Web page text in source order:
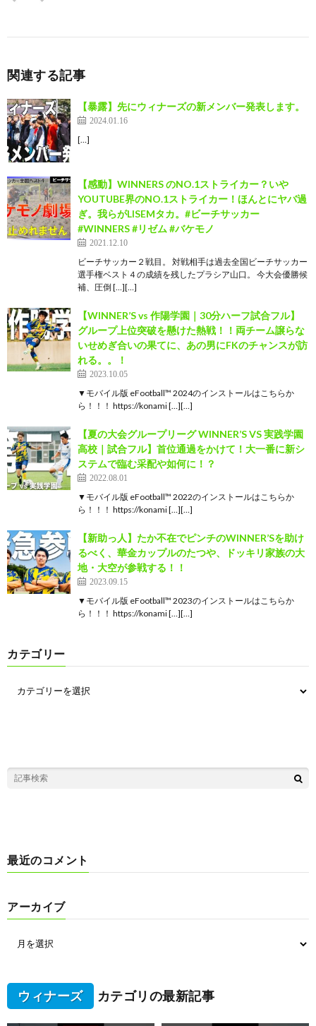
関連する記事
【暴露】先にウィナーズの新メンバー発表します。
2024.01.16
[…]
【感動】WINNERS のNO.1ストライカー？いや
YOUTUBE界のNO.1ストライカー！ほんとにヤバ過
ぎ。我らがLISEMタカ。#ビーチサッカー
#WINNERS #リゼム #バケモノ
2021.12.10
ビーチサッカー２戦目。 対戦相手は過去全国ビーチサッカー
選手権ベスト４の成績を残したプラシア山口。 今大会優勝候
補、圧倒 […][…]
【WINNER’S vs 作陽学園｜30分ハーフ試合フル】
グループ上位突破を懸けた熱戦！！両チーム譲らな
いせめぎ合いの果てに、あの男にFKのチャンスが訪
れる。。！
2023.10.05
▼モバイル版 eFootball™ 2024のインストールはこちらか
ら！！！ https://konami […][…]
【夏の大会グループリーグ WINNER’S VS 実践学園
高校｜試合フル】首位通過をかけて！大一番に新シ
ステムで臨む采配や如何に！？
2022.08.01
▼モバイル版 eFootball™ 2022のインストールはこちらか
ら！！！ https://konami […][…]
【新助っ人】たか不在でピンチのWINNER’Sを助け
るべく、華金カップルのたつや、ドッキリ家族の大
地・大空が参戦する！！
2023.09.15
▼モバイル版 eFootball™ 2023のインストールはこちらか
ら！！！ https://konami […][…]
カテゴリー
最近のコメント
アーカイブ
ウィナーズ カテゴリの最新記事